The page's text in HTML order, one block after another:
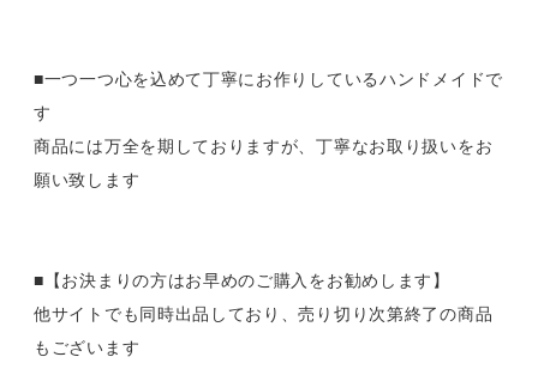
■一つ一つ心を込めて丁寧にお作りしているハンドメイドで
す
商品には万全を期しておりますが、丁寧なお取り扱いをお
願い致します
■【お決まりの方はお早めのご購入をお勧めします】
他サイトでも同時出品しており、売り切り次第終了の商品
もございます